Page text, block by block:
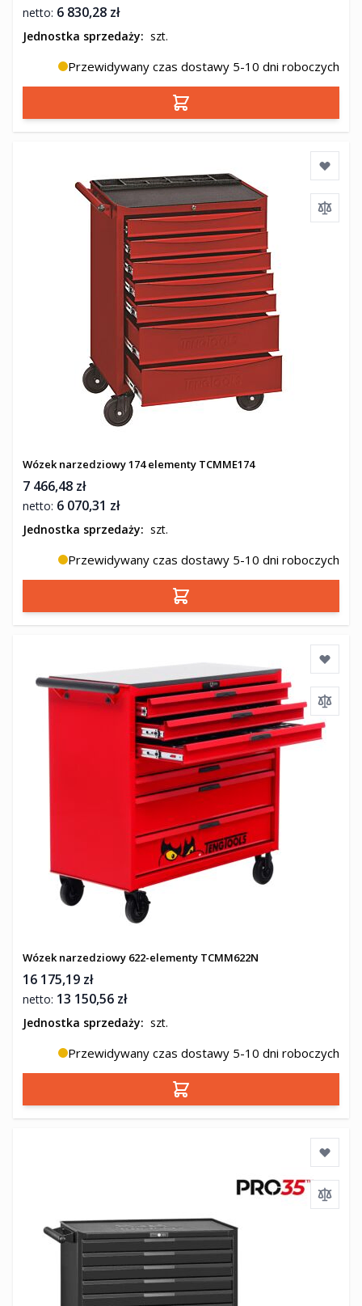
6 830,28 zł
Jednostka sprzedaży: szt.
Przewidywany czas dostawy 5-10 dni roboczych
Dodaj do koszyka
Wózek narzedziowy 174 elementy TCMME174
7 466,48 zł
6 070,31 zł
Jednostka sprzedaży: szt.
Przewidywany czas dostawy 5-10 dni roboczych
Dodaj do koszyka
Wózek narzedziowy 622-elementy TCMM622N
16 175,19 zł
13 150,56 zł
Jednostka sprzedaży: szt.
Przewidywany czas dostawy 5-10 dni roboczych
Dodaj do koszyka